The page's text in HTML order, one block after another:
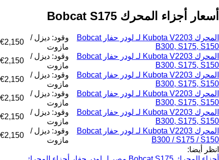
أسعار أجزاء المحرك Bobcat S175
المحرك Kubota V2203 لـ لودر حفار Bobcat
B300, S175, S150
وقود: ديزل /
مازوت
€2,150
المحرك Kubota V2203 لـ لودر حفار Bobcat
B300, S175, S150
وقود: ديزل /
مازوت
€2,150
المحرك Kubota V2203 لـ لودر حفار Bobcat
B300, S175, S150
وقود: ديزل /
مازوت
€2,150
المحرك Kubota V2203 لـ لودر حفار Bobcat
B300, S175, S150
وقود: ديزل /
مازوت
€2,150
المحرك Kubota V2203 لـ لودر حفار Bobcat
B300, S175, S150
وقود: ديزل /
مازوت
€2,150
المحرك Kubota V2203 لـ لودر حفار Bobcat
B300 / S175 / S150
وقود: ديزل /
مازوت
€2,150
انظر أيضا: